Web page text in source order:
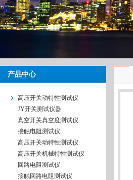
产品中心
高压开关动特性测试仪
JY开关测试仪器
真空开关真空度测试仪
接触电阻测试仪
高压开关动特性测试仪
高压开关机械特性测试仪
回路电阻测试仪
接触回路电阻测试仪